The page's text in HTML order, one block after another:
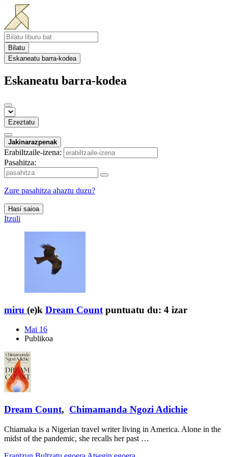
Bilatu
Eskaneatu barra-kodea
Eskaneatu barra-kodea
Ezeztatu
Jakinarazpenak
Erabiltzaile-izena:
Pasahitza:
Zure pasahitza ahaztu duzu?
Hasi saioa
Itzuli
miru (e)k Dream Count puntuatu du: 4 izar
Mai 16
Publikoa
Dream Count, Chimamanda Ngozi Adichie
Chiamaka is a Nigerian travel writer living in America. Alone in the
midst of the pandemic, she recalls her past …